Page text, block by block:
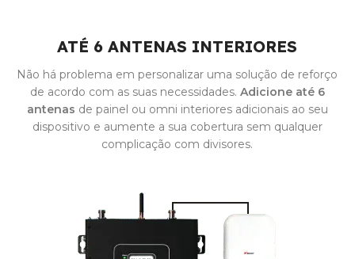
ATÉ 6 ANTENAS INTERIORES
Não há problema em personalizar uma solução de reforço
de acordo com as suas necessidades. Adicione até 6
antenas de painel ou omni interiores adicionais ao seu
dispositivo e aumente a sua cobertura sem qualquer
complicação com divisores.